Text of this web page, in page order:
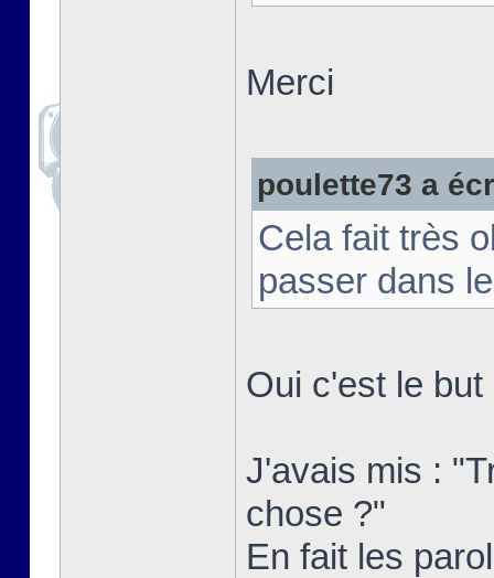
Merci
poulette73 a
Cela fait très
passer dans
Oui c'est le
J'avais mis :
chose ?"
En fait les